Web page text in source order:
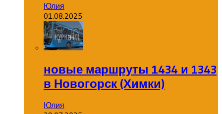
Юлия
01.08.2025
новые маршруты 1434 и 1343
в Новогорск (Химки)
Юлия